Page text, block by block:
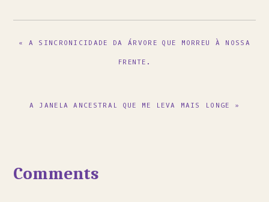
PREVIOUS
« A SINCRONICIDADE DA ÁRVORE QUE MORREU À NOSSA
FRENTE.
NEXT
A JANELA ANCESTRAL QUE ME LEVA MAIS LONGE »
Reader
Comments